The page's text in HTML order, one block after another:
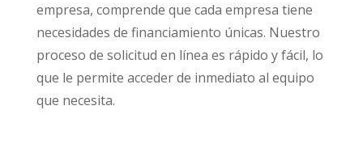
empresa, comprende que cada empresa tiene
necesidades de financiamiento únicas. Nuestro
proceso de solicitud en línea es rápido y fácil, lo
que le permite acceder de inmediato al equipo
que necesita.